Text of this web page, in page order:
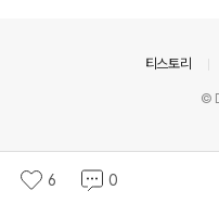
6 0
티스토리
©